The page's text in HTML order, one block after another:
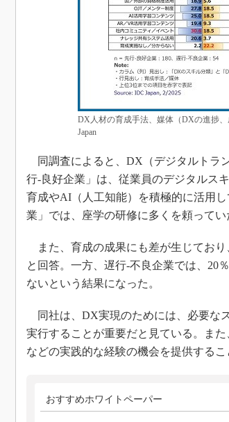
DX人材の育成手法、媒体（DXの進捗
Japan
同調査によると、DX（デジタルトラ
行‐良好企業」は、従業員のデジタルス
育成やAI（人工知能）を積極的に活用
業」では、座学の研修に多くを頼ってい
また、育成の成果にも差が生じており
と回答。一方、遅行‐不良企業では、20
ないという結果になった。
同社は、DX実現のためには、必要な
実行することが重要だと見ている。ま
などの実践的な経験の機会を提供するこ
おすすめホワイトペーパー